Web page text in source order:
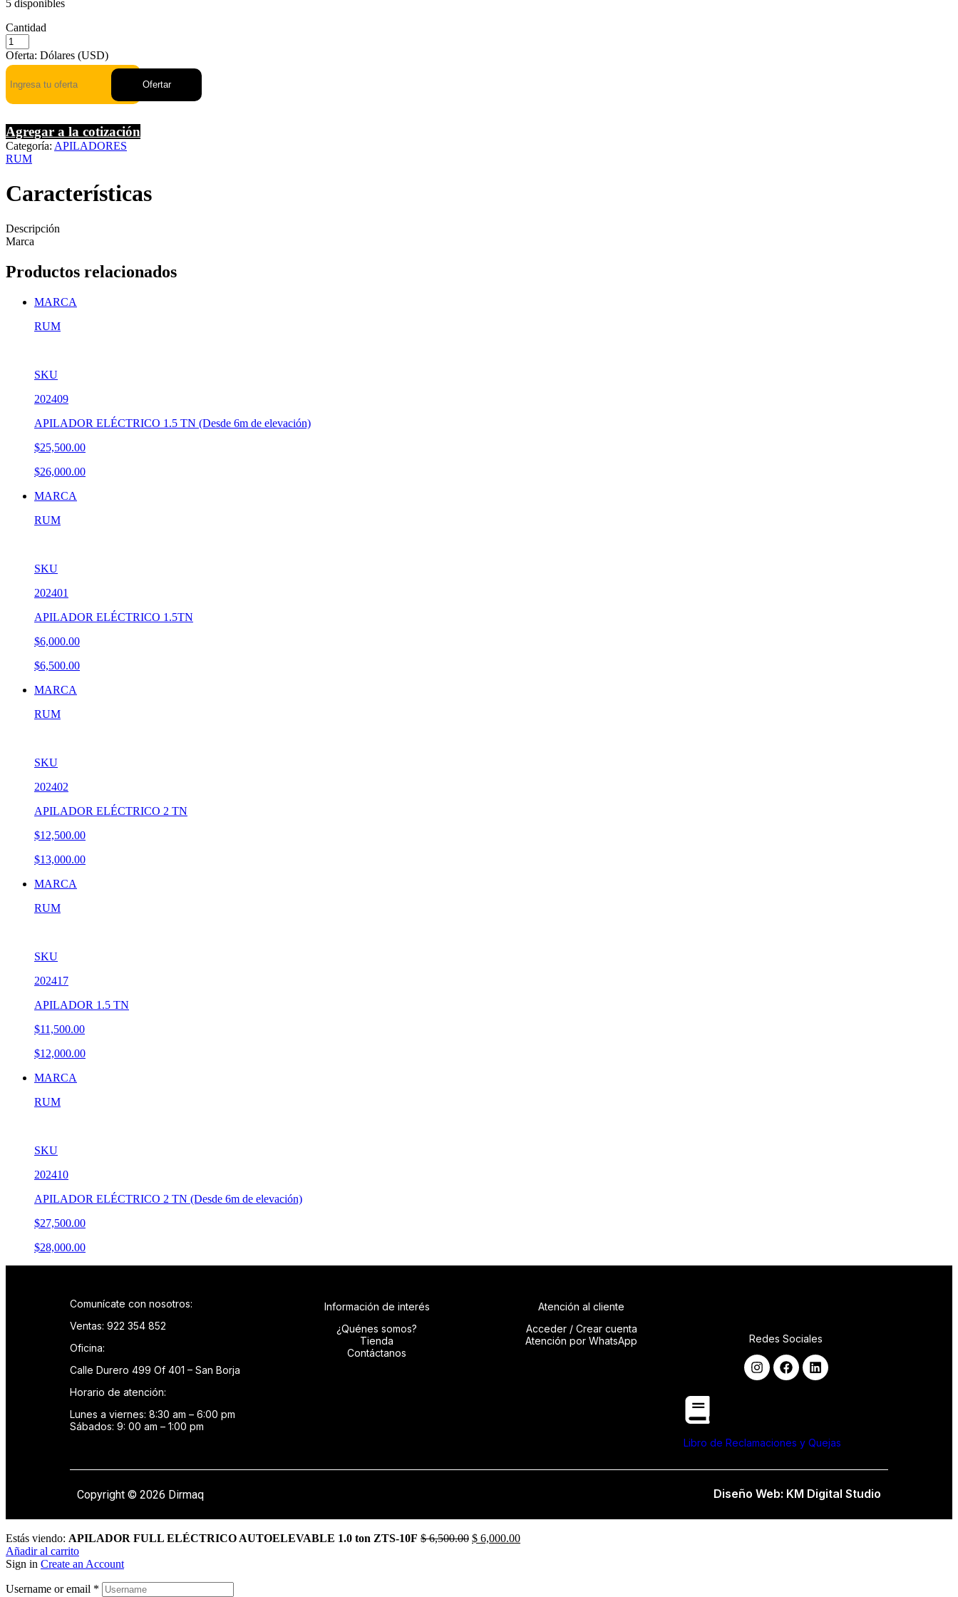
5 disponibles
Cantidad
Oferta: Dólares (USD)
Ofertar
Agregar a la cotización
Categoría: APILADORES
RUM
Características
Descripción
Marca
Productos relacionados
MARCA
RUM
SKU
202409
APILADOR ELÉCTRICO 1.5 TN (Desde 6m de elevación)
$25,500.00
$26,000.00
MARCA
RUM
SKU
202401
APILADOR ELÉCTRICO 1.5TN
$6,000.00
$6,500.00
MARCA
RUM
SKU
202402
APILADOR ELÉCTRICO 2 TN
$12,500.00
$13,000.00
MARCA
RUM
SKU
202417
APILADOR 1.5 TN
$11,500.00
$12,000.00
MARCA
RUM
SKU
202410
APILADOR ELÉCTRICO 2 TN (Desde 6m de elevación)
$27,500.00
$28,000.00
Comunícate con nosotros:
Ventas: 922 354 852
Oficina:
Calle Durero 499 Of 401 – San Borja
Horario de atención:
Lunes a viernes: 8:30 am – 6:00 pm
Sábados: 9: 00 am – 1:00 pm
Información de interés
¿Quénes somos?
Tienda
Contáctanos
Atención al cliente
Acceder / Crear cuenta
Atención por WhatsApp
Redes Sociales
Libro de Reclamaciones y Quejas
Copyright © 2026 Dirmaq Diseño Web: KM Digital Studio
Estás viendo: APILADOR FULL ELÉCTRICO AUTOELEVABLE 1.0 ton ZTS-10F $6,500.00 $ 6,000.00
Añadir al carrito
Sign in Create an Account
Username or email *